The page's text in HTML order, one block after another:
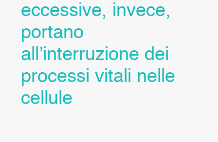
eccessive, invece,
portano
all’interruzione dei
processi vitali nelle
cellule